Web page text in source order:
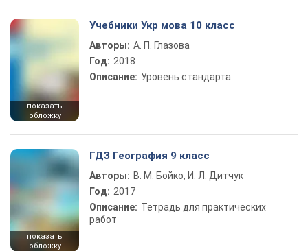
показать
обложку
Учебники Укр мова 10 класс
Авторы: А. П. Глазова
Год: 2018
Описание: Уровень стандарта
показать
обложку
ГДЗ География 9 класс
Авторы: В. М. Бойко, И. Л. Дитчук
Год: 2017
Описание: Тетрадь для практических
работ